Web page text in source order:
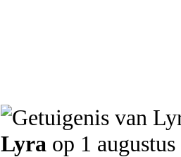
Lyra op 1